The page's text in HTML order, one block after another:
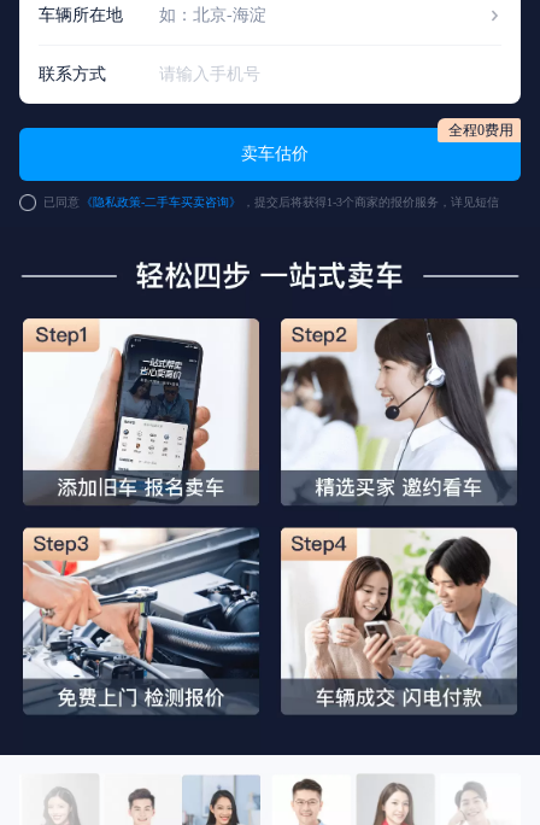
车辆所在地 如：北京-海淀
联系方式
卖车估价
全程0费用
已同意 《隐私政策-二手车买卖咨询》 ，提交后将获得1-3个商家的报价服务，详见短信